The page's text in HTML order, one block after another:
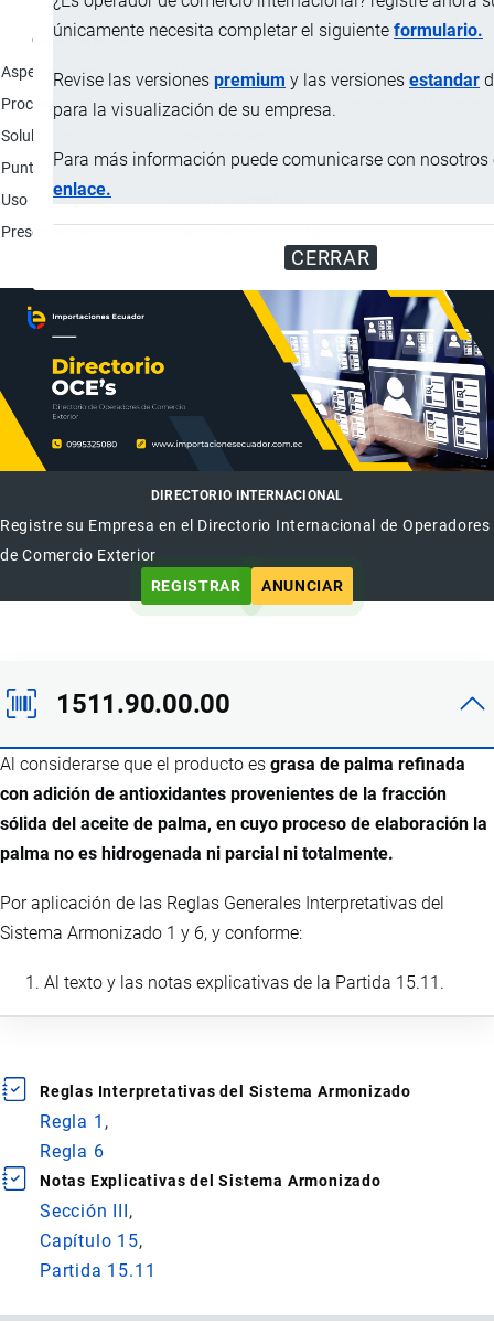
únicamente necesita completar el siguiente formulario.
Revise las versiones premium y las versiones estandar
para la visualización de su empresa.
Para más información puede comunicarse con nosotros
enlace.
CERRAR
Característica
Aspecto físico
Sólido graso a temperatura ambiente, de olor
Proceso de elaboraciónRefinado; Blanqueado y desodorizado;
Solubilidad
Punto de fusión
41 ºC
Uso
Presentación
DIRECTORIO INTERNACIONAL
Registre su Empresa en el Directorio Internacional de Operadores
de Comercio Exterior
REGISTRAR
ANUNCIAR
1511.90.00.00
Al considerarse que el producto es grasa de palma refinada
con adición de antioxidantes provenientes de la fracción
sólida del aceite de palma, en cuyo proceso de elaboración la
palma no es hidrogenada ni parcial ni totalmente.
Por aplicación de las Reglas Generales Interpretativas del
Sistema Armonizado 1 y 6, y conforme:
Al texto y las notas explicativas de la Partida 15.11.
Reglas Interpretativas del Sistema Armonizado
Regla 1
Regla 6
Notas Explicativas del Sistema Armonizado
Sección III
Capítulo 15
Partida 15.11